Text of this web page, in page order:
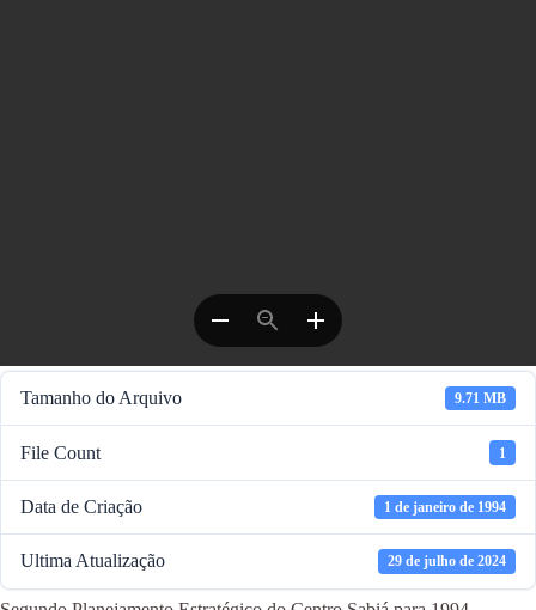
Tamanho do Arquivo 9.71 MB
File Count 1
Data de Criação 1 de janeiro de 1994
Ultima Atualização 29 de julho de 2024